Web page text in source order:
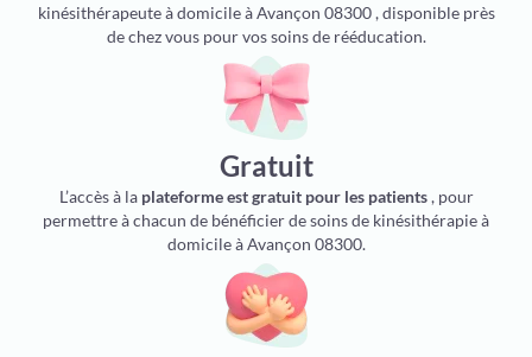
kinésithérapeute à domicile à Avançon 08300 , disponible près
de chez vous pour vos soins de rééducation.
Gratuit
L’accès à la plateforme est gratuit pour les patients, pour
permettre à chacun de bénéficier de soins de kinésithérapie à
domicile à Avançon 08300.